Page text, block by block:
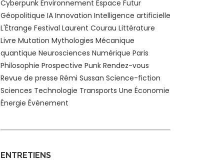
Cyberpunk Environnement Espace Futur
Géopolitique IA Innovation Intelligence artificielle
L'Étrange Festival Laurent Courau Littérature
Livre Mutation Mythologies Mécanique
quantique Neurosciences Numérique Paris
Philosophie Prospective Punk Rendez-vous
Revue de presse Rémi Sussan Science-fiction
Sciences Technologie Transports Une Économie
Énergie Évènement
ENTRETIENS